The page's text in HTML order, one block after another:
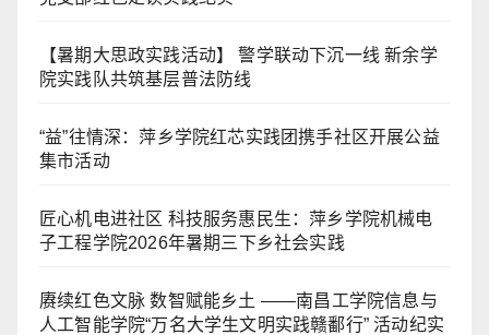
【暑期大思政实践活动】 警学联动下沉一线 新余学
院实践队共筑基层普法防线
“益”往情深：萍乡学院红芯实践团携手社区开展公益
集市活动
匠心机电进社区 科技服务惠民生：萍乡学院机械电
子工程学院2026年暑期三下乡社会实践
赓续红色文脉 数智赋能乡土 ——南昌工学院信息与
人工智能学院“万名大学生文明实践赣鄱行” 活动纪实